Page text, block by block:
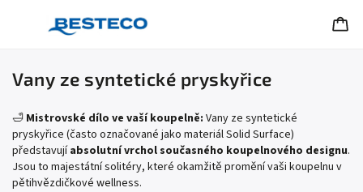
Vany ze syntetické pryskyřice
🛁 Mistrovské dílo ve vaší koupelně: Vany ze syntetické
pryskyřice (často označované jako materiál Solid Surface)
představujíabsolutní vrchol současného koupelnového designu.
Jsou to majestátní solitéry, které okamžitě promění vaši koupelnu v
pětihvězdičkové wellness.